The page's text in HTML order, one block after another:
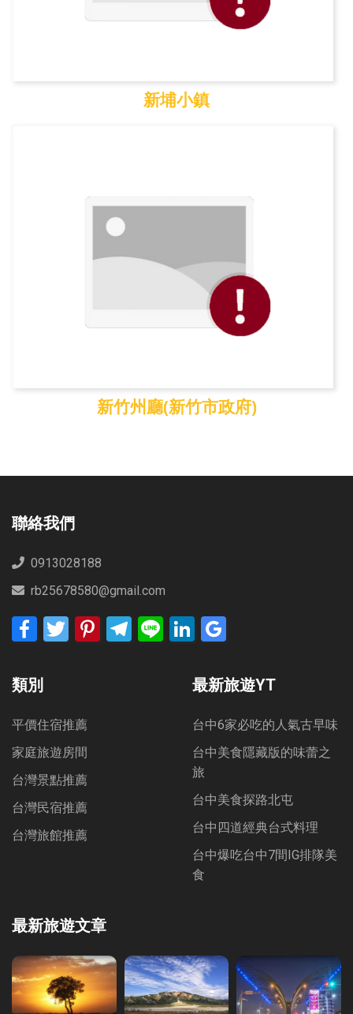
新埔小鎮
新竹州廳(新竹市政府)
聯絡我們
0913028188
rb25678580@gmail.com
FacebookTwitter PinterestTelegram
Line LinkedIn
類別
平價住宿推薦
家庭旅遊房間
台灣景點推薦
台灣民宿推薦
台灣旅館推薦
最新旅遊文章
最新旅遊YT
台中6家必吃的人氣古早味
台中美食隱藏版的味蕾之
旅
台中美食探路北屯
台中四道經典台式料理
台中爆吃台中7間IG排隊美
食